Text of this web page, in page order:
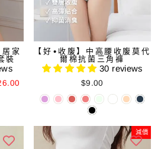
家
裝
【好•收腹】中高腰收腹莫代
爾棉抗菌三角褲
30 reviews
$9.00
減價